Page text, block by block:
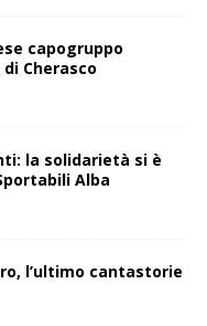
capogruppo
Cherasco
la solidarietà si è
Alba
l’ultimo cantastorie